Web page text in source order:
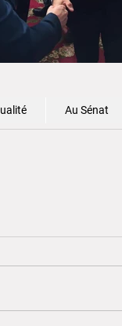
Au Sénat